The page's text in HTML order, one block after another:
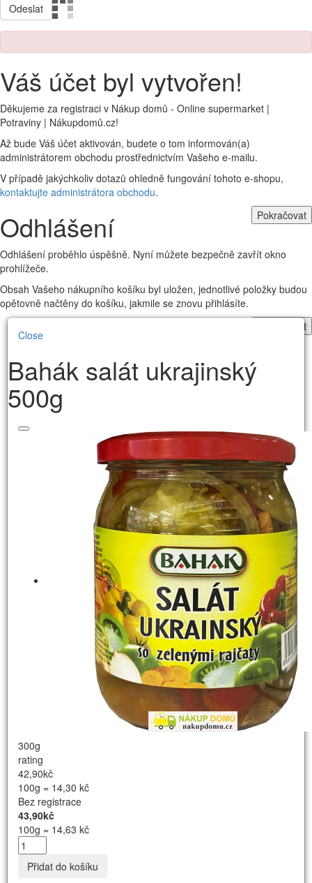
Odeslat
Váš účet byl vytvořen!
Děkujeme za registraci v Nákup domů - Online supermarket |
Potraviny | Nákupdomů.cz!
Až bude Váš účet aktivován, budete o tom informován(a)
administrátorem obchodu prostřednictvím Vašeho e-mailu.
V případě jakýchkoliv dotazů ohledně fungování tohoto e-shopu,
kontaktujte administrátora obchodu.
Pokračovat
Odhlášení
Odhlášení proběhlo úspěšně. Nyní můžete bezpečně zavřít okno
prohlížeče.
Obsah Vašeho nákupního košíku byl uložen, jednotlivé položky budou
opětovně načtěny do košíku, jakmile se znovu přihlásíte.
Pokračovat
Close
Bahák salát ukrajinský
500g
300g
rating
42,90kč
100g = 14,30 kč
Bez registrace
43,90kč
100g = 14,63 kč
Přidat do košíku